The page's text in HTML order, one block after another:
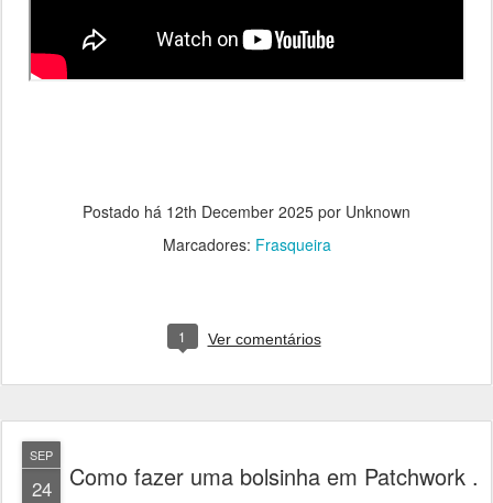
Postado há 12th December 2025 por Unknown
Marcadores: Frasqueira
1 Ver comentários
SEP
24 Como fazer uma bolsinha em Patchwork .